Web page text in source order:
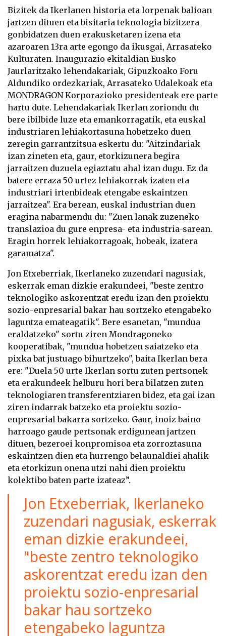
Bizitek da Ikerlanen historia eta lorpenak balioan
jartzen dituen eta bisitaria teknologia bizitzera
gonbidatzen duen erakusketaren izena eta
azaroaren 13ra arte egongo da ikusgai, Arrasateko
Kulturaten. Inaugurazio ekitaldian Eusko
Jaurlaritzako lehendakariak, Gipuzkoako Foru
Aldundiko ordezkariak, Arrasateko Udalekoak eta
MONDRAGON Korporazioko presidenteak ere parte
hartu dute. Lehendakariak Ikerlan zoriondu du
bere ibilbide luze eta emankorragatik, eta euskal
industriaren lehiakortasuna hobetzeko duen
zeregin garrantzitsua eskertu du: "Aitzindariak
izan zineten eta, gaur, etorkizunera begira
jarraitzen duzuela egiaztatu ahal izan dugu. Ez da
batere erraza 50 urtez lehiakorrak izaten eta
industriari irtenbideak etengabe eskaintzen
jarraitzea". Era berean, euskal industrian duen
eragina nabarmendu du: "Zuen lanak zuzeneko
translazioa du gure enpresa- eta industria-sarean.
Eragin horrek lehiakorragoak, hobeak, izatera
garamatza".
Jon Etxeberriak, Ikerlaneko zuzendari nagusiak,
eskerrak eman dizkie erakundeei, "beste zentro
teknologiko askorentzat eredu izan den proiektu
sozio-enpresarial bakar hau sortzeko etengabeko
laguntza emateagatik". Bere esanetan, "mundua
eraldatzeko" sortu ziren Mondragoneko
kooperatibak, "mundua hobetzen saiatzeko eta
pixka bat justuago bihurtzeko", baita Ikerlan bera
ere: "Duela 50 urte Ikerlan sortu zuten pertsonek
eta erakundeek helburu hori bera bilatzen zuten
teknologiaren transferentziaren bidez, eta gai izan
ziren indarrak batzeko eta proiektu sozio-
enpresarial bakarra sortzeko. Gaur, inoiz baino
harroago gaude pertsonak erdigunean jartzen
dituen, bezeroei konpromisoa eta zorroztasuna
eskaintzen dien eta hurrengo belaunaldiei ahalik
eta etorkizun onena utzi nahi dien proiektu
kolektibo baten parte izateaz”.
Jon Etxeberriak, Ikerlaneko
zuzendari nagusiak, eskerrak
eman dizkie erakundeei,
"beste zentro teknologiko
askorentzat eredu izan den
proiektu sozio-enpresarial
bakar hau sortzeko
etengabeko laguntza